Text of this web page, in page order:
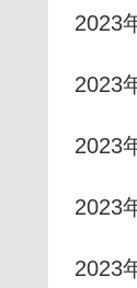
2023
2023
2023
2023
2023